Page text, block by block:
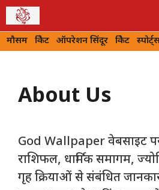
Skip
to
content
मौसम क्रिकेट ऑपरेशन सिंदूर क्रिकेट
About Us
God Wallpaper वेबसाइट
राशिफल, धार्मिक समागम,
गृह क्रियाओं से संबंधित